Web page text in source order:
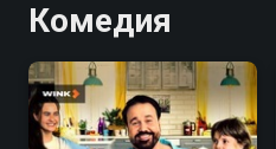
Комедия